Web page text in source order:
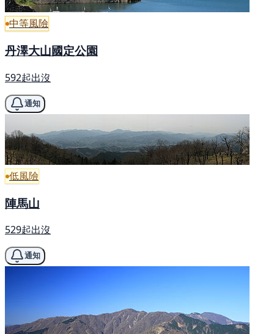
中等風險
丹澤大山國定公園
592起出沒
通知
低風險
陣馬山
529起出沒
通知